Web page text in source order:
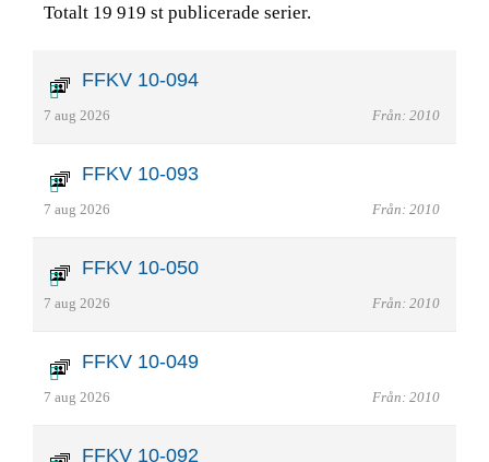
Totalt 19 919 st publicerade serier.
FFKV 10-094
7 aug 2026 Från: 2010
FFKV 10-093
7 aug 2026 Från: 2010
FFKV 10-050
7 aug 2026 Från: 2010
FFKV 10-049
7 aug 2026 Från: 2010
FFKV 10-092